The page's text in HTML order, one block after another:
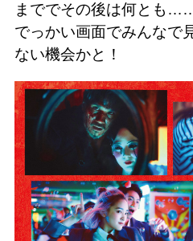
まででその後は何とも
でっかい画面でみんなで
ない機会かと！